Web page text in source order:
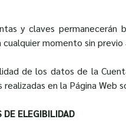
y claves
cualquier momento sin previo
de los datos de la
realizadas en la Página Web
ELEGIBILIDAD